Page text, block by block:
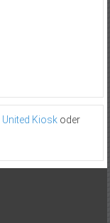
United Kioskoder